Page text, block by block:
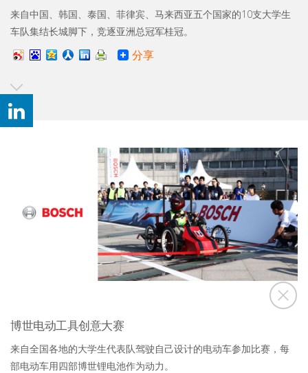
来自中国、韩国、泰国、菲律宾、马来西亚五个国家的10支大学生
车队集结长城脚下，竞逐亚洲总冠军桂冠。
分享
博世电动工具创意大赛
来自全国各地的大学生代表队驾驶自己设计的电动车参加比赛，每
部电动车用四部博世锂电池作为动力。